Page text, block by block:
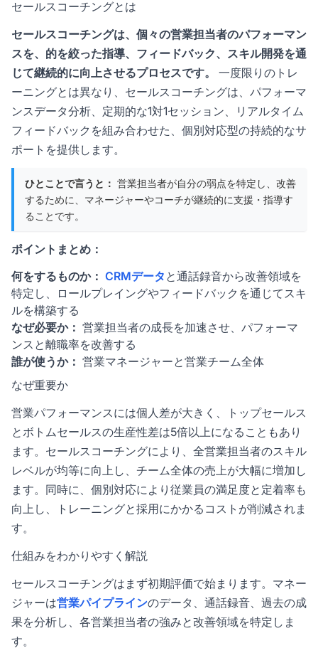
セールスコーチングとは
セールスコーチングは、個々の営業担当者のパフォーマン
スを、的を絞った指導、フィードバック、スキル開発を通
じて継続的に向上させるプロセスです。
一度限りのトレ
ーニングとは異なり、セールスコーチングは、パフォーマ
ンスデータ分析、定期的な1対1セッション、リアルタイム
フィードバックを組み合わせた、個別対応型の持続的なサ
ポートを提供します。
ひとことで言うと： 営業担当者が自分の弱点を特定し、改善
するために、マネージャーやコーチが継続的に支援・指導す
ることです。
ポイントまとめ：
何をするものか： CRMデータ と通話録音から改善領域を
特定し、ロールプレイングやフィードバックを通じてスキ
ルを構築する
なぜ必要か： 営業担当者の成長を加速させ、パフォーマ
ンスと離職率を改善する
誰が使うか： 営業マネージャーと営業チーム全体
なぜ重要か
営業パフォーマンスには個人差が大きく、トップセールス
とボトムセールスの生産性差は5倍以上になることもあり
ます。セールスコーチングにより、全営業担当者のスキル
レベルが均等に向上し、チーム全体の売上が大幅に増加し
ます。同時に、個別対応により従業員の満足度と定着率も
向上し、トレーニングと採用にかかるコストが削減されま
す。
仕組みをわかりやすく解説
セールスコーチングはまず初期評価で始まります。マネー
ジャーは営業パイプラインのデータ、通話録音、過去の成
果を分析し、各営業担当者の強みと改善領域を特定しま
す。